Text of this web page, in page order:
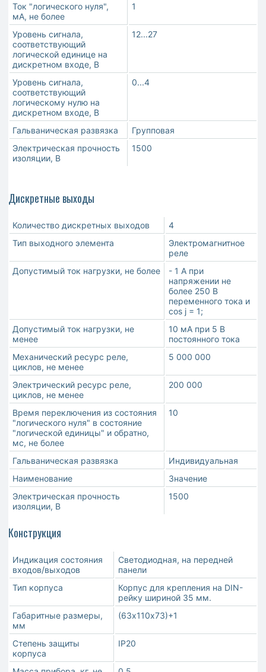
Ток "логического нуля",
мА, не более
1
Уровень сигнала,
соответствующий
логической единице на
дискретном входе, В
12...27
Уровень сигнала,
соответствующий
логическому нулю на
дискретном входе, В
0...4
Гальваническая развязка
Групповая
Электрическая прочность
изоляции, В
1500
Дискретные выходы
Количество дискретных выходов
4
Тип выходного элемента
Электромагнитное
реле
Допустимый ток нагрузки, не более
- 1 А при
напряжении не
более 250 В
переменного тока и
cos j = 1;
Допустимый ток нагрузки, не
менее
10 мА при 5 В
постоянного тока
Механический ресурс реле,
циклов, не менее
5 000 000
Электрический ресурс реле,
циклов, не менее
200 000
Время переключения из состояния
"логического нуля" в состояние
"логической единицы" и обратно,
мс, не более
10
Гальваническая развязка
Индивидуальная
Наименование
Значение
Электрическая прочность
изоляции, В
1500
Конструкция
Индикация состояния
входов/выходов
Светодиодная, на передней
панели
Тип корпуса
Корпус для крепления на DIN-
рейку шириной 35 мм.
Габаритные размеры,
мм
(63х110х73)+1
Степень защиты
корпуса
IP20